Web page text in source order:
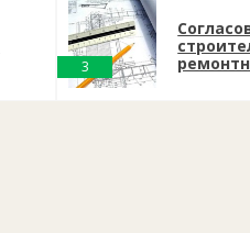
3